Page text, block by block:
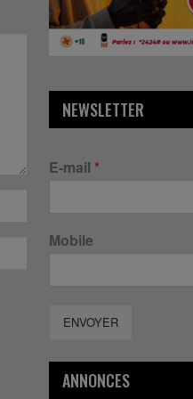
NEWSLETTER
E-mail *
Mobile
ENVOYER
ANNONCES